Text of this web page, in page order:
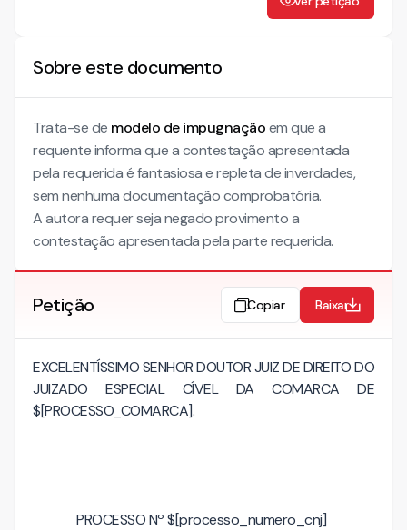
Sobre este documento
Trata-se de modelo de impugnaçãoem que a
requente informa que a contestação apresentada
pela requerida é fantasiosa e repleta de inverdades,
sem nenhuma documentação comprobatória.
A autora requer seja negado provimento a
contestação apresentada pela parte requerida.
Petição Copiar Baixar
EXCELENTÍSSIMO SENHOR DOUTOR JUIZ DE DIREITO DO
JUIZADO ESPECIAL CÍVEL DA COMARCA DE
$[PROCESSO_COMARCA].
PROCESSO Nº $[processo_numero_cnj]